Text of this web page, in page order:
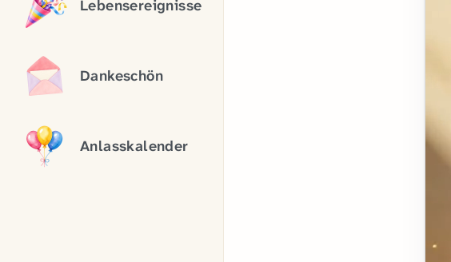
Lebensereignisse
Dankeschön
Anlasskalender